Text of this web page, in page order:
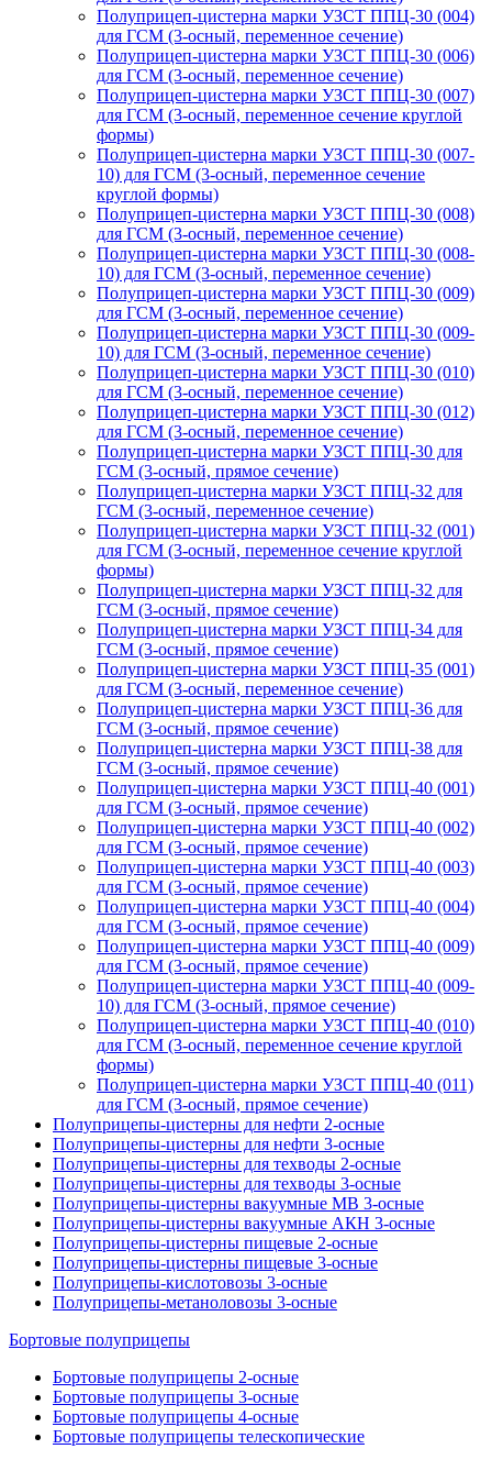
Полуприцеп-цистерна марки УЗСТ ППЦ-30 (004)
для ГСМ (3-осный, переменное сечение)
Полуприцеп-цистерна марки УЗСТ ППЦ-30 (006)
для ГСМ (3-осный, переменное сечение)
Полуприцеп-цистерна марки УЗСТ ППЦ-30 (007)
для ГСМ (3-осный, переменное сечение круглой
формы)
Полуприцеп-цистерна марки УЗСТ ППЦ-30 (007-
10) для ГСМ (3-осный, переменное сечение
круглой формы)
Полуприцеп-цистерна марки УЗСТ ППЦ-30 (008)
для ГСМ (3-осный, переменное сечение)
Полуприцеп-цистерна марки УЗСТ ППЦ-30 (008-
10) для ГСМ (3-осный, переменное сечение)
Полуприцеп-цистерна марки УЗСТ ППЦ-30 (009)
для ГСМ (3-осный, переменное сечение)
Полуприцеп-цистерна марки УЗСТ ППЦ-30 (009-
10) для ГСМ (3-осный, переменное сечение)
Полуприцеп-цистерна марки УЗСТ ППЦ-30 (010)
для ГСМ (3-осный, переменное сечение)
Полуприцеп-цистерна марки УЗСТ ППЦ-30 (012)
для ГСМ (3-осный, переменное сечение)
Полуприцеп-цистерна марки УЗСТ ППЦ-30 для
ГСМ (3-осный, прямое сечение)
Полуприцеп-цистерна марки УЗСТ ППЦ-32 для
ГСМ (3-осный, переменное сечение)
Полуприцеп-цистерна марки УЗСТ ППЦ-32 (001)
для ГСМ (3-осный, переменное сечение круглой
формы)
Полуприцеп-цистерна марки УЗСТ ППЦ-32 для
ГСМ (3-осный, прямое сечение)
Полуприцеп-цистерна марки УЗСТ ППЦ-34 для
ГСМ (3-осный, прямое сечение)
Полуприцеп-цистерна марки УЗСТ ППЦ-35 (001)
для ГСМ (3-осный, переменное сечение)
Полуприцеп-цистерна марки УЗСТ ППЦ-36 для
ГСМ (3-осный, прямое сечение)
Полуприцеп-цистерна марки УЗСТ ППЦ-38 для
ГСМ (3-осный, прямое сечение)
Полуприцеп-цистерна марки УЗСТ ППЦ-40 (001)
для ГСМ (3-осный, прямое сечение)
Полуприцеп-цистерна марки УЗСТ ППЦ-40 (002)
для ГСМ (3-осный, прямое сечение)
Полуприцеп-цистерна марки УЗСТ ППЦ-40 (003)
для ГСМ (3-осный, прямое сечение)
Полуприцеп-цистерна марки УЗСТ ППЦ-40 (004)
для ГСМ (3-осный, прямое сечение)
Полуприцеп-цистерна марки УЗСТ ППЦ-40 (009)
для ГСМ (3-осный, прямое сечение)
Полуприцеп-цистерна марки УЗСТ ППЦ-40 (009-
10) для ГСМ (3-осный, прямое сечение)
Полуприцеп-цистерна марки УЗСТ ППЦ-40 (010)
для ГСМ (3-осный, переменное сечение круглой
формы)
Полуприцеп-цистерна марки УЗСТ ППЦ-40 (011)
для ГСМ (3-осный, прямое сечение)
Полуприцепы-цистерны для нефти 2-осные
Полуприцепы-цистерны для нефти 3-осные
Полуприцепы-цистерны для техводы 2-осные
Полуприцепы-цистерны для техводы 3-осные
Полуприцепы-цистерны вакуумные МВ 3-осные
Полуприцепы-цистерны вакуумные АКН 3-осные
Полуприцепы-цистерны пищевые 2-осные
Полуприцепы-цистерны пищевые 3-осные
Полуприцепы-кислотовозы 3-осные
Полуприцепы-метаноловозы 3-осные
Бортовые полуприцепы
Бортовые полуприцепы 2-осные
Бортовые полуприцепы 3-осные
Бортовые полуприцепы 4-осные
Бортовые полуприцепы телескопические